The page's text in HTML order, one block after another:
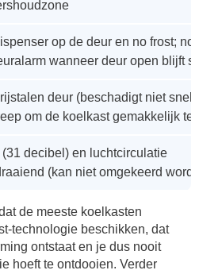
op de deur en no frost;
wanneer deur open blijft
deur (beschadigt niet
om de koelkast gemakkelijk te
(31 decibel) en luchtcirculatie
(kan niet omgekeerd
de meeste koelkasten
technologie beschikken, dat
ontstaat en je dus nooit
hoeft te ontdooien. Verder